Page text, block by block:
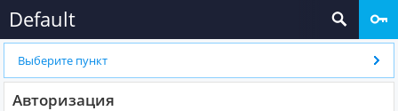
Default
Выберите пункт
Авторизация